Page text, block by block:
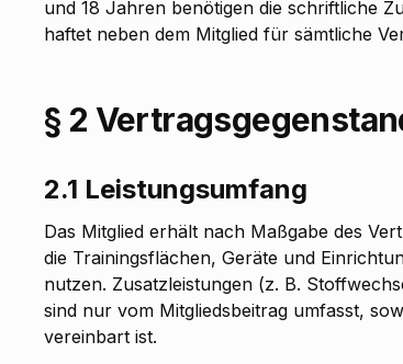
und 18 Jahren benötigen die schriftliche
haftet neben dem Mitglied für sämtliche
§ 2
2.1 Leistungsumfang
Das Mitglied erhält nach Maßgabe des
die Trainingsflächen, Geräte und
nutzen. Zusatzleistungen (z. B.
sind nur vom Mitgliedsbeitrag umfasst,
vereinbart ist.